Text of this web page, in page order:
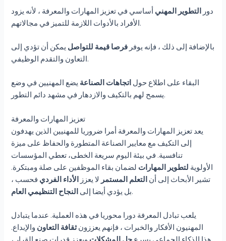
دور التطوير المهني أساسي في تعزيز المهارات والمعرفة ، لأنه يزود
الأفراد بالأدوات اللازمة للتميز في مجالاتهم.
بالإضافة إلى ذلك ، فإنه يوفر فرصا قيمة للتواصل يمكن أن تؤدي إلى
التعاون والتقدم الوظيفي.
البقاء على اطلاع حول اتجاهات الصناعة يضع المهنيين في وضع
يسمح لهم بالتكيف والازدهار في مشهد دائم التطور.
تعزيز المهارات والمعرفة
يعد تعزيز المهارات والمعرفة أمرا ضروريا للمهنيين الذين يهدفون
إلى التكيف مع معايير الصناعة المتطورة والحفاظ على ميزة
تنافسية. في بيئة اليوم سريعة الخطى، تعطي المؤسسات
الأولوية لتطوير المهارات لضمان بقاء الموظفين على صلة ومبتكرة.
تشير الأبحاث إلى أن التعلم المستمر لا يعزز الأداء الفردي فحسب ،
بل يؤدي أيضا إلى النجاح التنظيمي العام .
يلعب تبادل المعرفة دورا محوريا في هذه العملية. عندما يتبادل
المهنيون الأفكار والخبرات ، فإنهم يعززونثقافة التعاون والإبداع.